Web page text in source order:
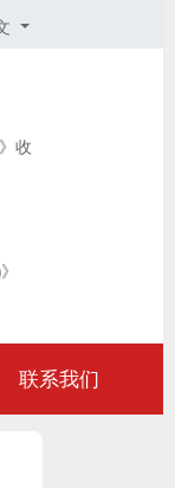
收
联系我们